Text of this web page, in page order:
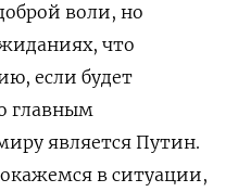
воли, но
что
если будет
главным
является Путин.
в ситуации,